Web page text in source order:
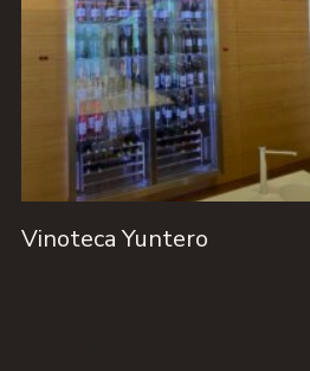
Vinoteca Yuntero